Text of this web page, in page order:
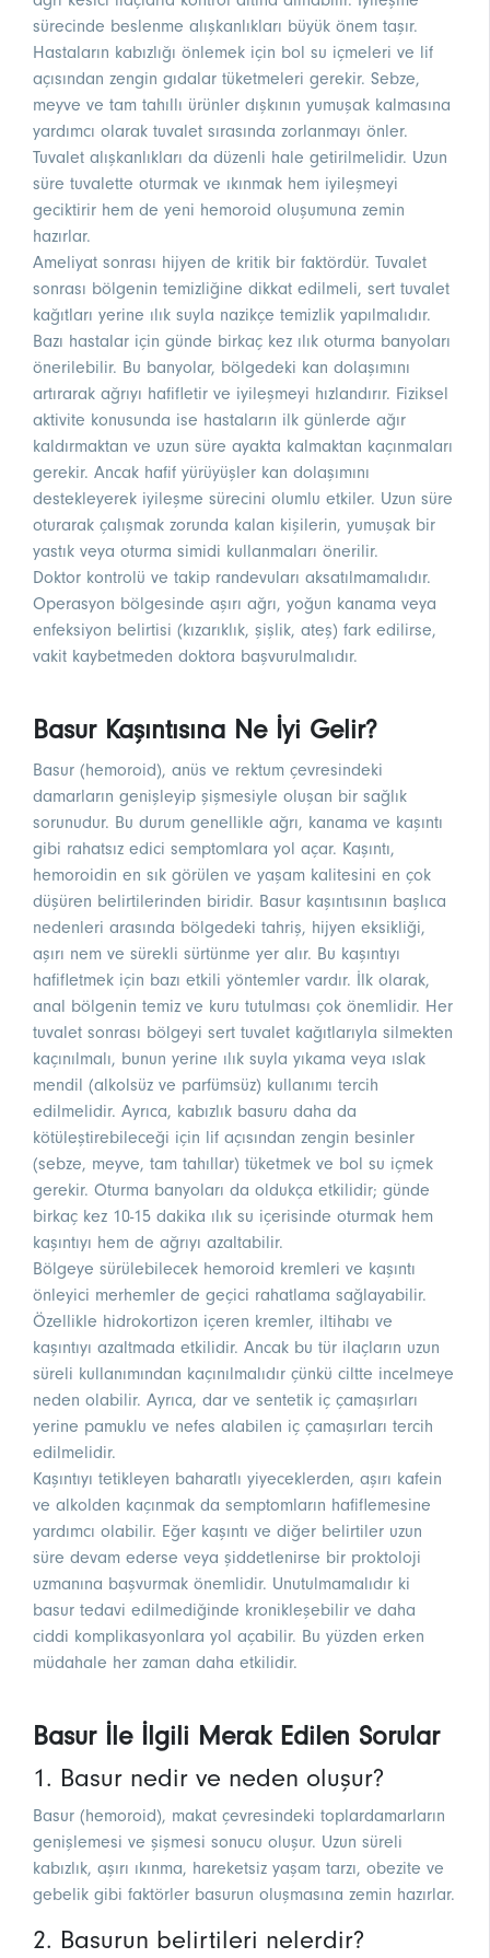
sürecinde beslenme alışkanlıkları büyük önem taşır.
Hastaların kabızlığı önlemek için bol su içmeleri ve lif
açısından zengin gıdalar tüketmeleri gerekir. Sebze,
meyve ve tam tahıllı ürünler dışkının yumuşak kalmasına
yardımcı olarak tuvalet sırasında zorlanmayı önler.
Tuvalet alışkanlıkları da düzenli hale getirilmelidir. Uzun
süre tuvalette oturmak ve ıkınmak hem iyileşmeyi
geciktirir hem de yeni hemoroid oluşumuna zemin
hazırlar.
Ameliyat sonrası hijyen de kritik bir faktördür. Tuvalet
sonrası bölgenin temizliğine dikkat edilmeli, sert tuvalet
kağıtları yerine ılık suyla nazikçe temizlik yapılmalıdır.
Bazı hastalar için günde birkaç kez ılık oturma banyoları
önerilebilir. Bu banyolar, bölgedeki kan dolaşımını
artırarak ağrıyı hafifletir ve iyileşmeyi hızlandırır. Fiziksel
aktivite konusunda ise hastaların ilk günlerde ağır
kaldırmaktan ve uzun süre ayakta kalmaktan kaçınmaları
gerekir. Ancak hafif yürüyüşler kan dolaşımını
destekleyerek iyileşme sürecini olumlu etkiler. Uzun süre
oturarak çalışmak zorunda kalan kişilerin, yumuşak bir
yastık veya oturma simidi kullanmaları önerilir.
Doktor kontrolü ve takip randevuları aksatılmamalıdır.
Operasyon bölgesinde aşırı ağrı, yoğun kanama veya
enfeksiyon belirtisi (kızarıklık, şişlik, ateş) fark edilirse,
vakit kaybetmeden doktora başvurulmalıdır.
Basur Kaşıntısına Ne İyi Gelir?
Basur (hemoroid), anüs ve rektum çevresindeki
damarların genişleyip şişmesiyle oluşan bir sağlık
sorunudur. Bu durum genellikle ağrı, kanama ve kaşıntı
gibi rahatsız edici semptomlara yol açar. Kaşıntı,
hemoroidin en sık görülen ve yaşam kalitesini en çok
düşüren belirtilerinden biridir. Basur kaşıntısının başlıca
nedenleri arasında bölgedeki tahriş, hijyen eksikliği,
aşırı nem ve sürekli sürtünme yer alır. Bu kaşıntıyı
hafifletmek için bazı etkili yöntemler vardır. İlk olarak,
anal bölgenin temiz ve kuru tutulması çok önemlidir. Her
tuvalet sonrası bölgeyi sert tuvalet kağıtlarıyla silmekten
kaçınılmalı, bunun yerine ılık suyla yıkama veya ıslak
mendil (alkolsüz ve parfümsüz) kullanımı tercih
edilmelidir. Ayrıca, kabızlık basuru daha da
kötüleştirebileceği için lif açısından zengin besinler
(sebze, meyve, tam tahıllar) tüketmek ve bol su içmek
gerekir. Oturma banyoları da oldukça etkilidir; günde
birkaç kez 10-15 dakika ılık su içerisinde oturmak hem
kaşıntıyı hem de ağrıyı azaltabilir.
Bölgeye sürülebilecek hemoroid kremleri ve kaşıntı
önleyici merhemler de geçici rahatlama sağlayabilir.
Özellikle hidrokortizon içeren kremler, iltihabı ve
kaşıntıyı azaltmada etkilidir. Ancak bu tür ilaçların uzun
süreli kullanımından kaçınılmalıdır çünkü ciltte incelmeye
neden olabilir. Ayrıca, dar ve sentetik iç çamaşırları
yerine pamuklu ve nefes alabilen iç çamaşırları tercih
edilmelidir.
Kaşıntıyı tetikleyen baharatlı yiyeceklerden, aşırı kafein
ve alkolden kaçınmak da semptomların hafiflemesine
yardımcı olabilir. Eğer kaşıntı ve diğer belirtiler uzun
süre devam ederse veya şiddetlenirse bir proktoloji
uzmanına başvurmak önemlidir. Unutulmamalıdır ki
basur tedavi edilmediğinde kronikleşebilir ve daha
ciddi komplikasyonlara yol açabilir. Bu yüzden erken
müdahale her zaman daha etkilidir.
Basur İle İlgili Merak Edilen Sorular
1. Basur nedir ve neden oluşur?
Basur (hemoroid), makat çevresindeki toplardamarların
genişlemesi ve şişmesi sonucu oluşur. Uzun süreli
kabızlık, aşırı ıkınma, hareketsiz yaşam tarzı, obezite ve
gebelik gibi faktörler basurun oluşmasına zemin hazırlar.
2. Basurun belirtileri nelerdir?